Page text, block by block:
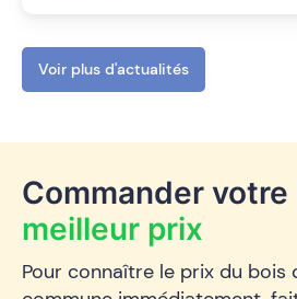
Voir plus d'actualités
Commander votre
meilleur prix
Pour connaître le prix du bois